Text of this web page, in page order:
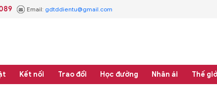
Email: gdtddientu@gmail.com
Kết nối Trao đổi Học đường Nhân ái Thế